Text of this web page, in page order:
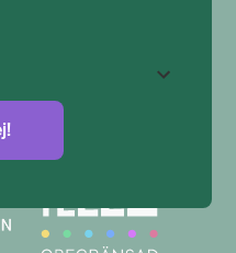
med barn och
– en
mot sexuell